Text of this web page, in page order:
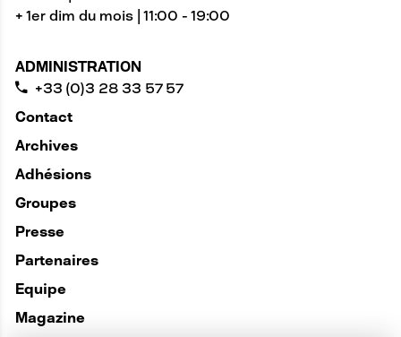
+ 1er dim du mois | 11:00 - 19:00
ADMINISTRATION
+33 (0)3 28 33 57 57
Contact
Archives
Adhésions
Groupes
Presse
Partenaires
Equipe
Magazine